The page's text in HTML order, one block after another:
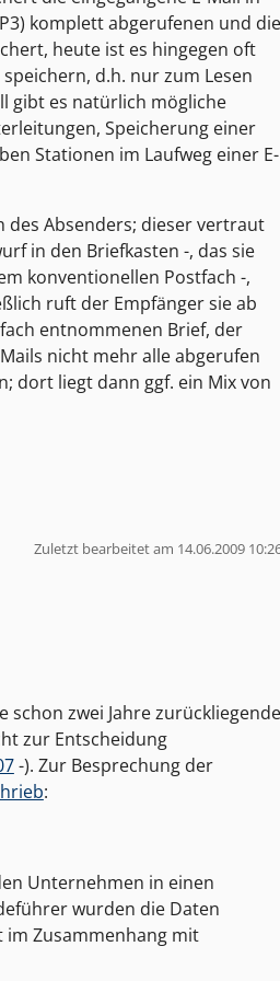
komplett abgerufenen und die
heute ist es hingegen oft
d.h. nur zum Lesen
gibt es natürlich mögliche
Speicherung einer
Stationen im Laufweg einer E-
des Absenders; dieser vertraut
in den Briefkasten -, das sie
konventionellen Postfach -,
ruft der Empfänger sie ab
entnommenen Brief, der
nicht mehr alle abgerufen
dort liegt dann ggf. ein Mix von
Zuletzt bearbeitet am 14.06.2009
zwei Jahre zurückliegende
zur Entscheidung
-). Zur Besprechung der
:
Unternehmen in einen
wurden die Daten
im Zusammenhang mit